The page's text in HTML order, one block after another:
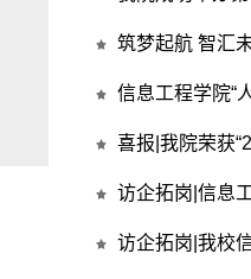
筑梦起航 智汇
信息工程学院“
喜报|我院荣获
访企拓岗|信息
访企拓岗|我校